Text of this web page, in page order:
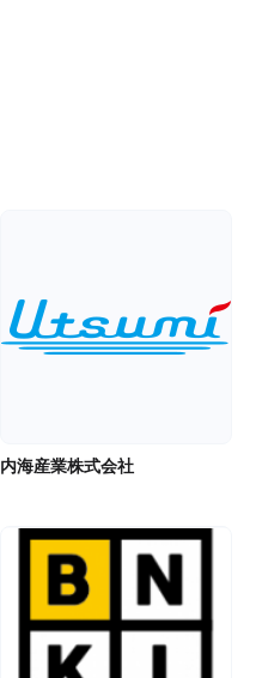
内海産業株式会社